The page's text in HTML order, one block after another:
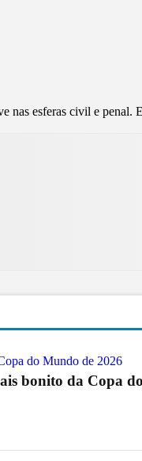
esferas civil e
bonito da Copa